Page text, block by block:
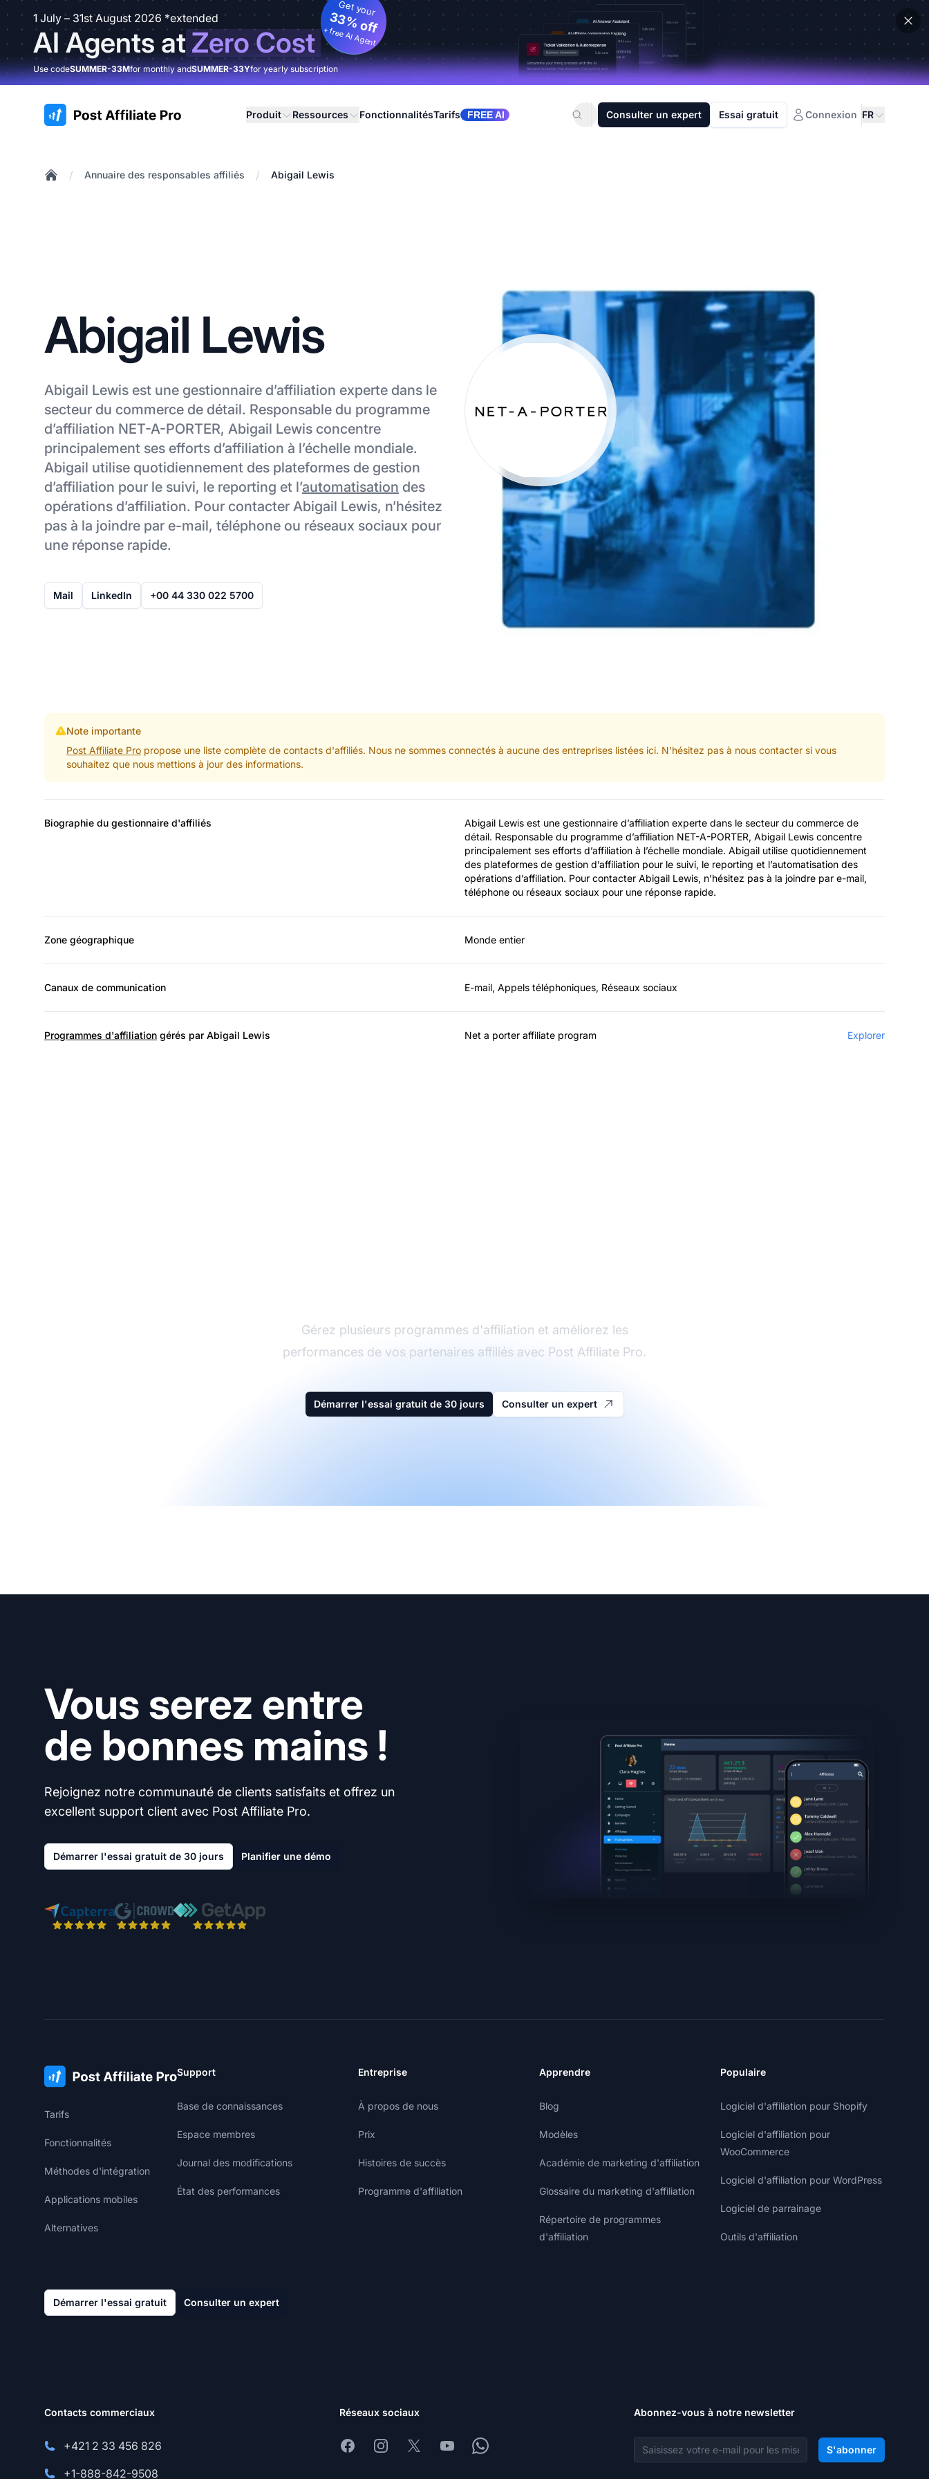
1 July – 31st August 2026 *extended
AI Agents atZero Cost
Get your
33% off
+ free AI Agent
Use codeSUMMER-33Mfor monthly andSUMMER-33Yfor yearly subscription
:site.title Produit Ressources FonctionnalitésTarifs FREE AI Consulter un expert Essai gratuit Connexion FR
/ Annuaire des responsables affiliés / Abigail Lewis
Abigail Lewis
Abigail Lewis est une gestionnaire d’affiliation experte dans le
secteur du commerce de détail. Responsable du programme
d’affiliation NET-A-PORTER, Abigail Lewis concentre
principalement ses efforts d’affiliation à l’échelle mondiale.
Abigail utilise quotidiennement des plateformes de gestion
d’affiliation pour le suivi, le reporting et l’automatisation des
opérations d’affiliation. Pour contacter Abigail Lewis, n’hésitez
pas à la joindre par e-mail, téléphone ou réseaux sociaux pour
une réponse rapide.
Mail LinkedIn +00 44 330 022 5700
Note importante
Post Affiliate Propropose une liste complète de contacts d'affiliés. Nous ne sommes connectés à aucune des entreprises listées ici. N'hésitez pas à nous contacter si vous
souhaitez que nous mettions à jour des informations.
Biographie du gestionnaire d'affiliés
Abigail Lewis est une gestionnaire d’affiliation experte dans le secteur du commerce de
détail. Responsable du programme d’affiliation NET-A-PORTER, Abigail Lewis concentre
principalement ses efforts d’affiliation à l’échelle mondiale. Abigail utilise quotidiennement
des plateformes de gestion d’affiliation pour le suivi, le reporting et l’automatisation des
opérations d’affiliation. Pour contacter Abigail Lewis, n’hésitez pas à la joindre par e-mail,
téléphone ou réseaux sociaux pour une réponse rapide.
Zone géographique Monde entier
Canaux de communication E-mail, Appels téléphoniques, Réseaux sociaux
Programmes d'affiliation gérés par Abigail Lewis Net a porter affiliate program Explorer
Gérez plusieurs programmes d'affiliation et améliorez les
performances de vos partenaires affiliés avec Post Affiliate Pro.
Démarrer l'essai gratuit de 30 jours Consulter un expert
Vous serez entre
de bonnes mains !
Rejoignez notre communauté de clients satisfaits et offrez un
excellent support client avec Post Affiliate Pro.
Démarrer l'essai gratuit de 30 jours Planifier une démo
Tarifs
Fonctionnalités
Méthodes d'intégration
Applications mobiles
Alternatives
Support
Base de connaissances
Espace membres
Journal des modifications
État des performances
Entreprise
À propos de nous
Prix
Histoires de succès
Programme d'affiliation
Apprendre
Blog
Modèles
Académie de marketing d'affiliation
Glossaire du marketing d'affiliation
Répertoire de programmes
d'affiliation
Populaire
Logiciel d'affiliation pour Shopify
Logiciel d'affiliation pour
WooCommerce
Logiciel d'affiliation pour WordPress
Logiciel de parrainage
Outils d'affiliation
Démarrer l'essai gratuit Consulter un expert
Contacts commerciaux
+421 2 33 456 826
+1-888-842-9508
Réseaux sociaux
FacebookInstagram
X YoutubeWhatsapp
Abonnez-vous à notre newsletter
Adresse e-mail S'abonner